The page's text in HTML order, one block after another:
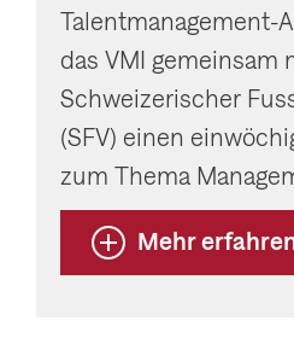
Talentmanagement-
das VMI gemeinsam
Schweizerischer
(SFV) einen
zum Thema
Mehr